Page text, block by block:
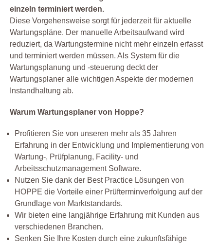
einzeln terminiert werden.
Diese Vorgehensweise sorgt für jederzeit für aktuelle
Wartungspläne. Der manuelle Arbeitsaufwand wird
reduziert, da Wartungstermine nicht mehr einzeln erfasst
und terminiert werden müssen. Als System für die
Wartungsplanung und -steuerung deckt der
Wartungsplaner alle wichtigen Aspekte der modernen
Instandhaltung ab.
Warum Wartungsplaner von Hoppe?
Profitieren Sie von unseren mehr als 35 Jahren
Erfahrung in der Entwicklung und Implementierung von
Wartung-, Prüfplanung, Facility- und
Arbeitsschutzmanagement Software.
Nutzen Sie dank der Best Practice Lösungen von
HOPPE die Vorteile einer Prüfterminverfolgung auf der
Grundlage von Marktstandards.
Wir bieten eine langjährige Erfahrung mit Kunden aus
verschiedenen Branchen.
Senken Sie Ihre Kosten durch eine zukunftsfähige